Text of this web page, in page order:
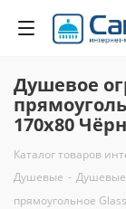
Душевое
170x80
Каталог товаров
Душевые - Душевые
прямоугольное